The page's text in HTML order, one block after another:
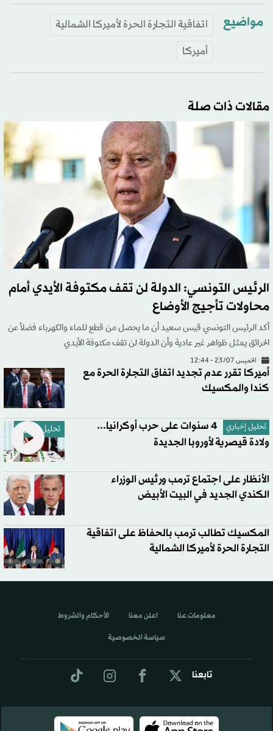
مواضيع
اتفاقية التجارة الحرة لأميركا الشمالية
أميركا
مقالات ذات صلة
الرئيس التونسي: الدولة لن تقف مكتوفة الأيدي أمام
محاولات تأجيج الأوضاع
أكد الرئيس التونسي قيس سعيد أن ما يحصل من قطع للماء والكهرباء فضلاً عن
الحرائق يمثل ظواهر غير عادية وأن الدولة لن تقف مكتوفة الأيدي
الخميس 23/07 - 12:44
أميركا تقرر عدم تجديد اتفاق التجارة الحرة مع
كندا والمكسيك
تحليل إخباري تحليل إخباري
4 سنوات على حرب أوكرانيا...
ولادة قيصرية لأوروبا الجديدة
الأنظار على اجتماع ترمب ورئيس الوزراء
الكندي الجديد في البيت الأبيض
المكسيك تطالب ترمب بالحفاظ على اتفاقية
التجارة الحرة لأميركا الشمالية
تابعنا
معلومات عنا اعلن معنا الأحكام والشروط
سياسة الخصوصية